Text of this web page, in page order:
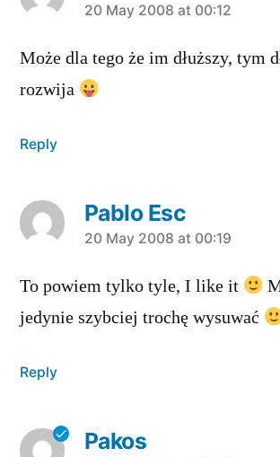
says:
20 May 2008 at 00:12
Może dla tego że im dłuższy, tym
rozwija
Reply
Pablo Esc
says:
20 May 2008 at 00:19
To powiem tylko tyle, I like it
jedynie szybciej trochę wysuwać
Reply
Pakos